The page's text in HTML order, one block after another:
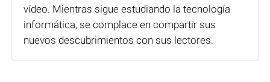
vídeo. Mientras sigue estudiando la tecnología
informática, se complace en compartir sus
nuevos descubrimientos con sus lectores.